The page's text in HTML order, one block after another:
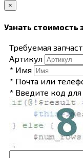
×
Узнать стоимость
Требуемая
Артикул
* Имя
* Почта или
* Введите код